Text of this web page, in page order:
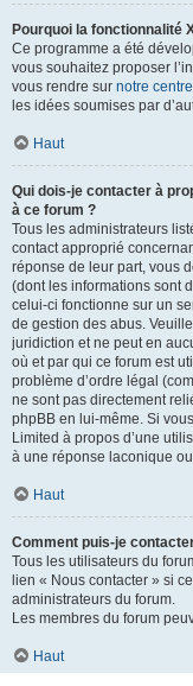
Pourquoi la fonctionnalité
Ce programme a été
vous souhaitez proposer
vous rendre sur notre
les idées soumises par
Haut
Qui dois-je contacter à
à ce forum ?
Tous les administrateurs
contact approprié
réponse de leur part, vous
(dont les informations sont
celui-ci fonctionne sur un
de gestion des abus.
juridiction et ne peut en
où et par qui ce forum est
problème d’ordre légal
ne sont pas directement
phpBB en lui-même. Si
Limited à propos d’une
à une réponse laconique
Haut
Comment puis-je
Tous les utilisateurs du
lien « Nous contacter » si
administrateurs du forum.
Les membres du forum
Haut